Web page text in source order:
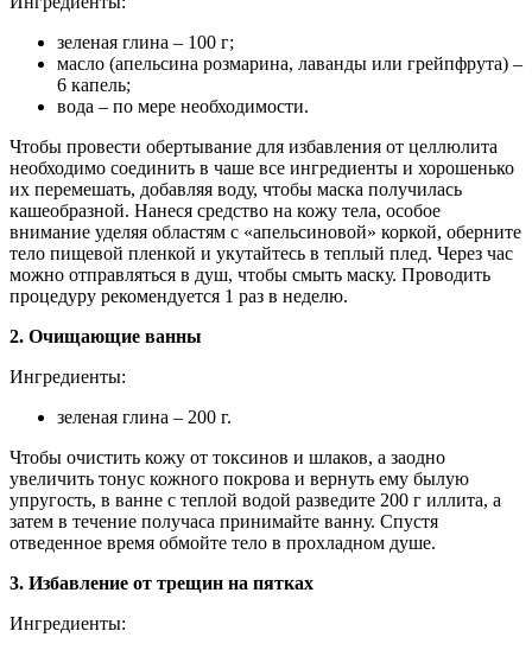
зеленая глина – 100 г;
масло (апельсина розмарина, лаванды или грейпфрута) –
6 капель;
вода – по мере необходимости.
Чтобы провести обертывание для избавления от целлюлита
необходимо соединить в чаше все ингредиенты и хорошенько
их перемешать, добавляя воду, чтобы маска получилась
кашеобразной. Нанеся средство на кожу тела, особое
внимание уделяя областям с «апельсиновой» коркой, оберните
тело пищевой пленкой и укутайтесь в теплый плед. Через час
можно отправляться в душ, чтобы смыть маску. Проводить
процедуру рекомендуется 1 раз в неделю.
2. Очищающие ванны
Ингредиенты:
зеленая глина – 200 г.
Чтобы очистить кожу от токсинов и шлаков, а заодно
увеличить тонус кожного покрова и вернуть ему былую
упругость, в ванне с теплой водой разведите 200 г иллита, а
затем в течение получаса принимайте ванну. Спустя
отведенное время обмойте тело в прохладном душе.
3. Избавление от трещин на пятках
Ингредиенты: